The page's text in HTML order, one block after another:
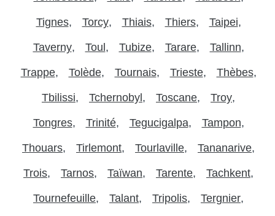
Tignes Torcy Thiais Thiers Taipei
Taverny Toul Tubize Tarare Tallinn
Trappe Tolède Tournais Trieste Thèbes
Tbilissi Tchernobyl Toscane Troy
Tongres Trinité Tegucigalpa Tampon
Thouars Tirlemont Tourlaville Tananarive
Trois Tarnos Taïwan Tarente Tachkent
Tournefeuille Talant Tripolis Tergnier